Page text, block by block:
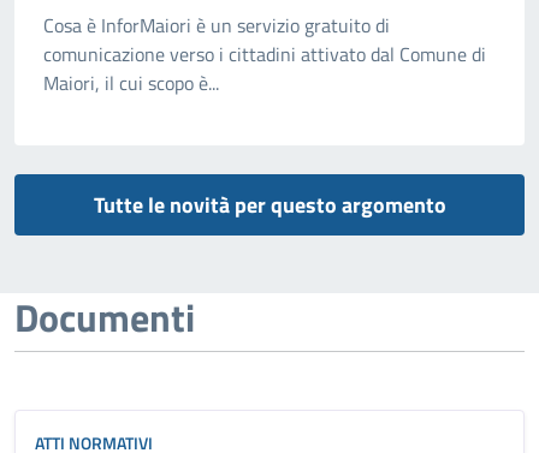
Cosa è InforMaiori è un servizio gratuito di
comunicazione verso i cittadini attivato dal Comune di
Maiori, il cui scopo è...
Tutte le novità per questo argomento
Documenti
ATTI NORMATIVI